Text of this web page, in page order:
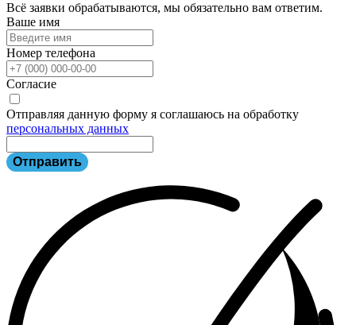
Всё заявки обрабатываются, мы обязательно вам ответим.
Ваше имя
Номер телефона
Согласие
Отправляя данную форму я соглашаюсь на обработку
персональных данных
Отправить